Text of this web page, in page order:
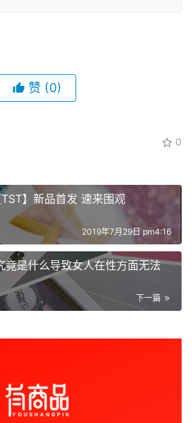
赞 (0)
0
】新品首发 速来围观
2019年7月29日 pm4:16
竟是什么导致女人在性方面无法
下一篇